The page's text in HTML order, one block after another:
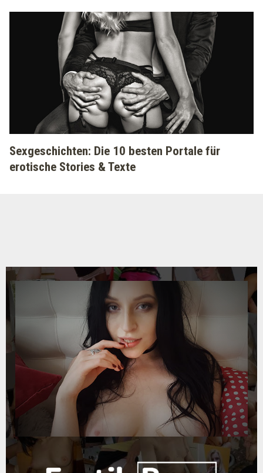
Sexgeschichten: Die 10 besten Portale für
erotische Stories & Texte